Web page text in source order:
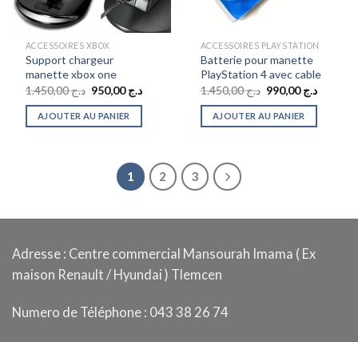
ACCESSOIRES XBOX
Support chargeur
manette xbox one
د.ج1.450,00
Le
initial
était :
د.ج950,00
Le
AJOUTER AU PANIER
ACCESSOIRES PLAYSTATION
Batterie pour manette
PlayStation 4 avec cable
د.ج1.450,00
Le
initial
était :
د.ج990,00
Le
AJOUTER AU PANIER
1 2 3
Adresse : Centre commercial Mansourah Imama ( Ex
maison Renault / Hyundai ) Tlemcen
Numero de Téléphone : 043 38 26 74